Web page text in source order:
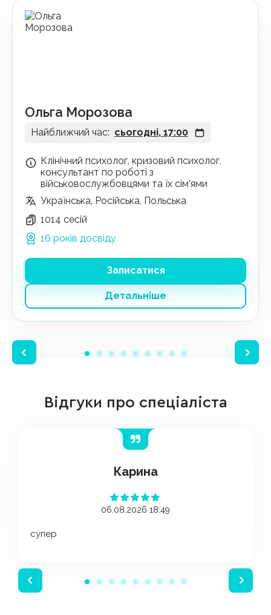
Ольга Морозова
Найближчий час: сьогодні, 17:00
Клінічний психолог, кризовий психолог,
консультант по роботі з
військовослужбовцями та їх сім'ями
Українська, Російська, Польська
1014 сесій
16 років досвіду
Детальніше
Записатися
Відгуки про спеціаліста
Карина
06.08.2026 18:49
супер